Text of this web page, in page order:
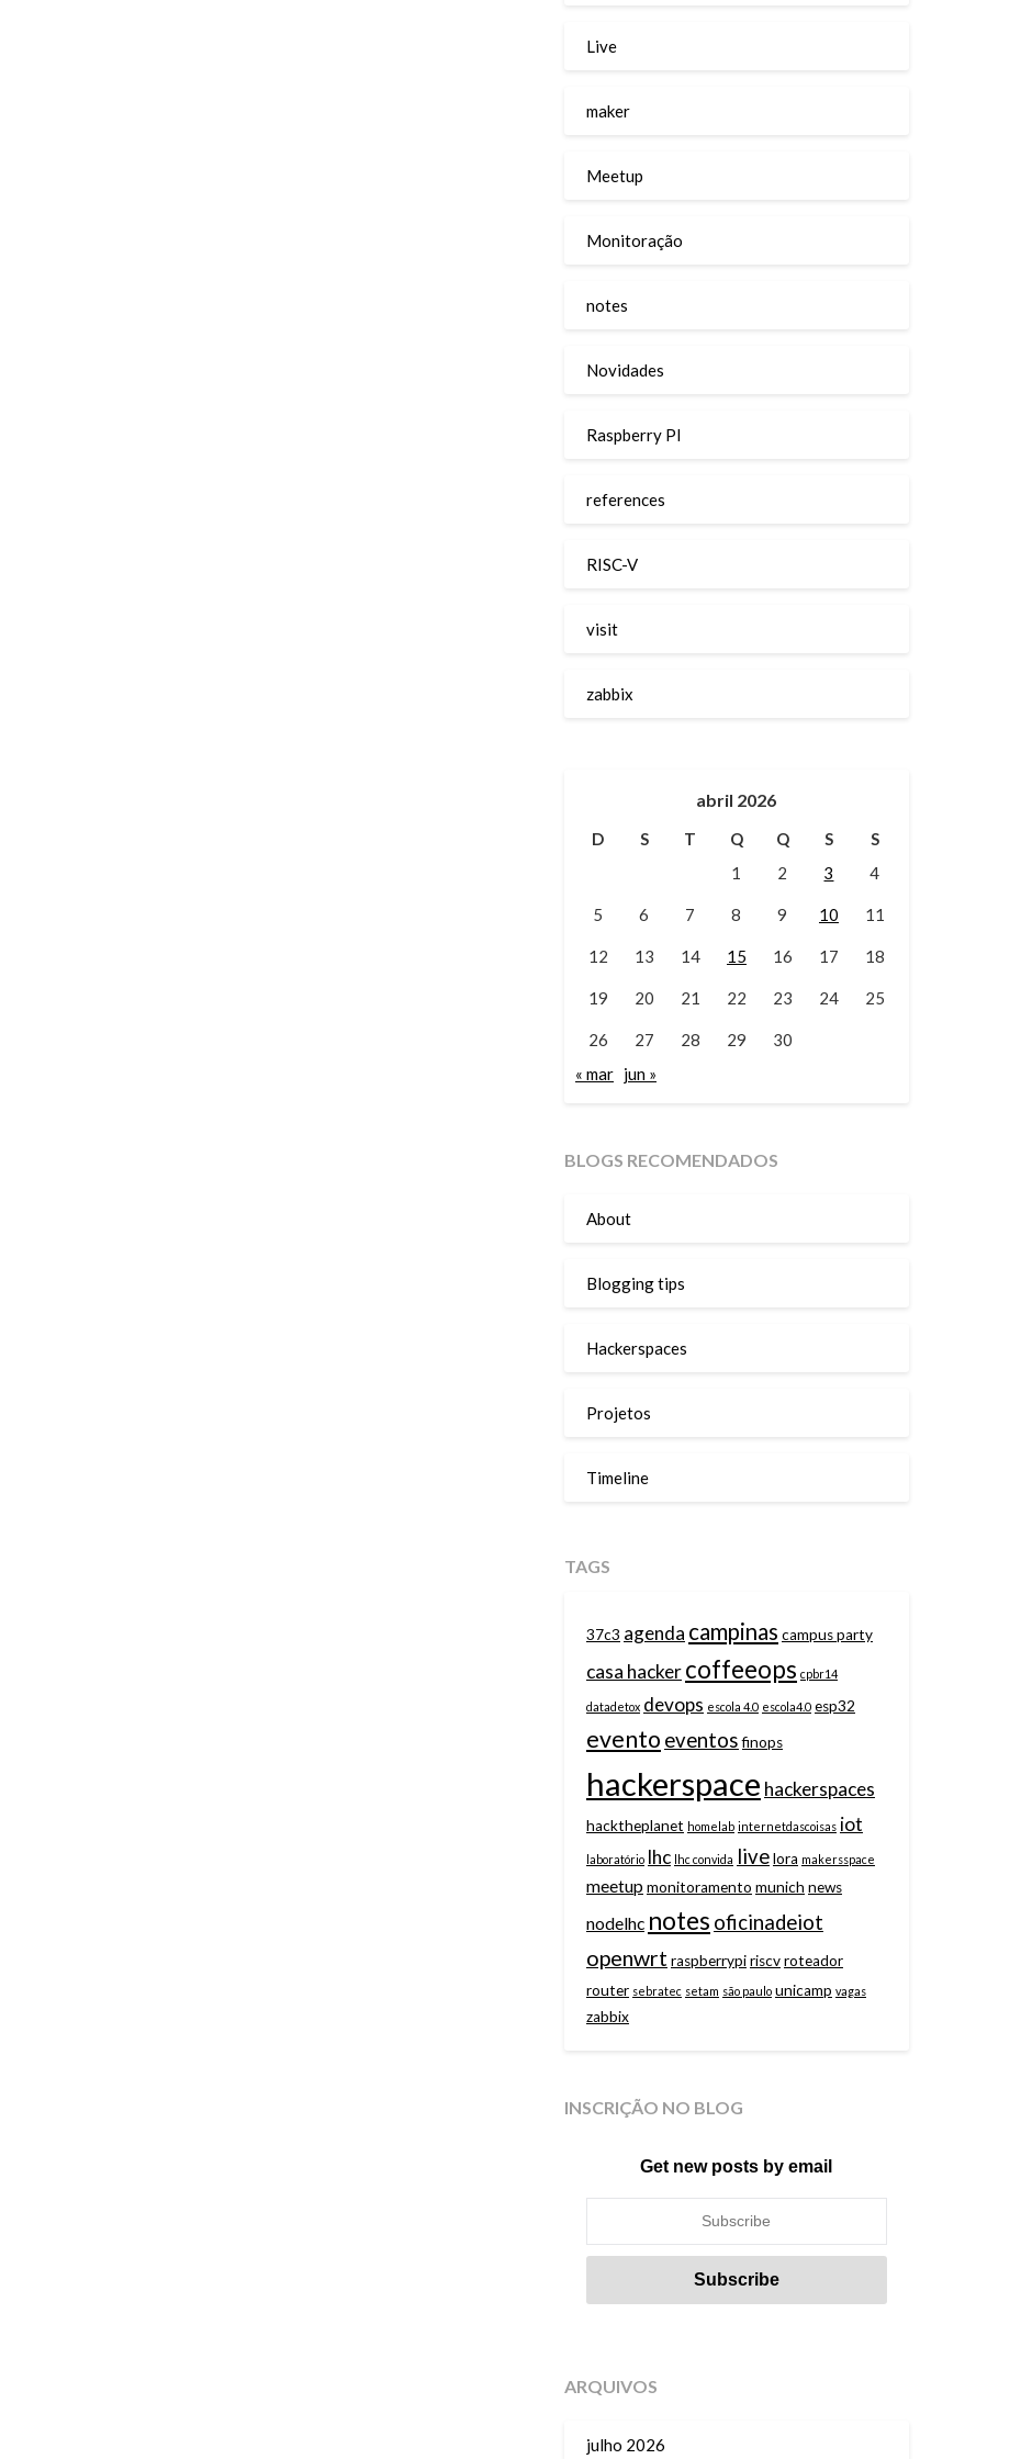
Live
maker
Meetup
Monitoração
notes
Novidades
Raspberry PI
references
RISC-V
visit
zabbix
abril 2026
D S T Q Q S
S
1
2 3 4
5 6 7 8 9 10 11
12 13 14 15 16 17 18
19 20 21 22 23 24 25
26 27 28 29
30
« mar jun »
BLOGS RECOMENDADOS
About
Blogging tips
Hackerspaces
Projetos
Timeline
TAGS
37c3 agenda campinas campus party
casa hackercoffeeops cpbr14
datadetox devops escola 4.0 escola4.0 esp32
evento eventos finops
hackerspace hackerspaces
hacktheplanet homelab internetdascoisas iot
laboratório lhc lhc convida livelora makersspace
meetup monitoramento munich news
nodelhc notes oficinadeiot
openwrt raspberrypiriscvroteador
router sebratec setam são paulo unicamp vagas
zabbix
INSCRIÇÃO NO BLOG
Get new posts by email
ARQUIVOS
julho 2026